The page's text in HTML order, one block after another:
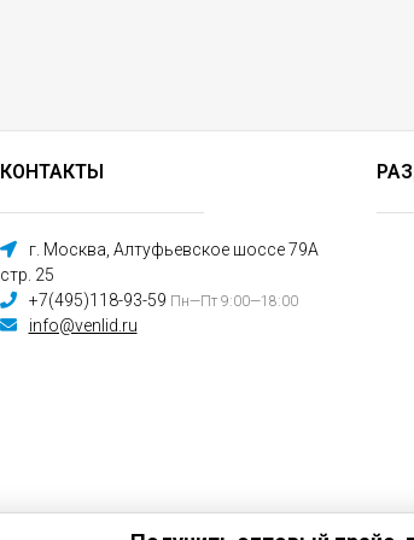
КОНТАКТЫ
г. Москва, Алтуфьевское шоссе 79А
стр. 25
+7(495)118-93-59 Пн—Пт 9:00—18:00
info@venlid.ru